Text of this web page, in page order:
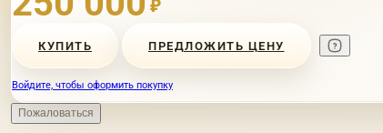
₽
КУПИТЬ ПРЕДЛОЖИТЬ ЦЕНУ
Войдите, чтобы оформить покупку
Пожаловаться